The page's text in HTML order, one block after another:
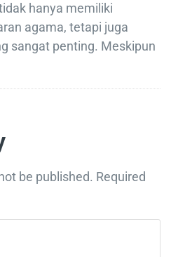
hanya memiliki
agama, tetapi juga
sangat penting. Meskipun
be published. Required